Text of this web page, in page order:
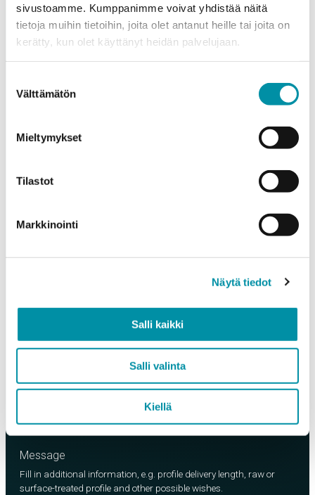
sivustoamme. Kumppanimme voivat yhdistää näitä
tietoja muihin tietoihin, joita olet antanut heille tai joita on
kerätty, kun olet käyttänyt heidän palvelujaan.
valinta
Välttämätön
Mieltymykset
Tilastot
Markkinointi
Näytä tiedot
Salli kaikki
Salli valinta
Kiellä
Products
Select a product and enter the order quantity in meters. Please
Product*
EN AW-6063 (min. 250kg)
Add product
Message
Fill in additional information, e.g. profile delivery length, raw or
surface-treated profile and other possible wishes.